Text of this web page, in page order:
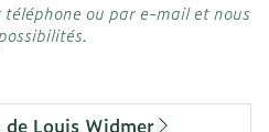
ou par e-mail et nous
Louis Widmer